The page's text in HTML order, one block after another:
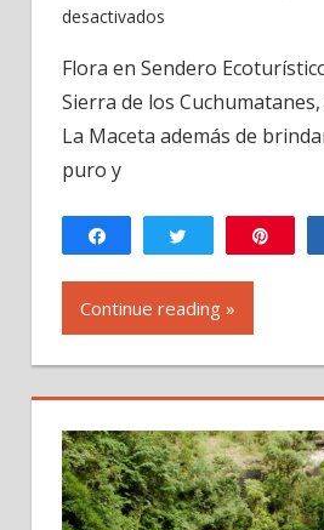
desactivados
Ecológico
La
Maceta,
Cuchumatán,
Huehuetenango,
Guatemala
-2
Flora en Sendero
Sierra de los
La Maceta además de
puro y
Compartir Twittear
Continue reading »